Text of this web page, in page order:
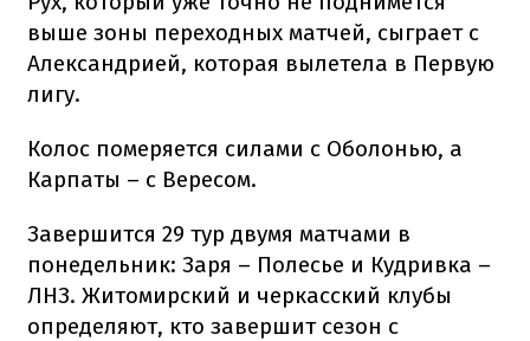
выше зоны переходных матчей, сыграет с
Александрией, которая вылетела в Первую
лигу.
Колос померяется силами с Оболонью, а
Карпаты – с Вересом.
Завершится 29 тур двумя матчами в
понедельник: Заря – Полесье и Кудривка –
ЛНЗ. Житомирский и черкасский клубы
определяют, кто завершит сезон с